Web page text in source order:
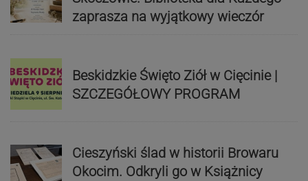
zaprasza na wyjątkowy wieczór
Beskidzkie Święto Ziół w Cięcinie |
SZCZEGÓŁOWY PROGRAM
Cieszyński ślad w historii Browaru
Okocim. Odkryli go w Książnicy